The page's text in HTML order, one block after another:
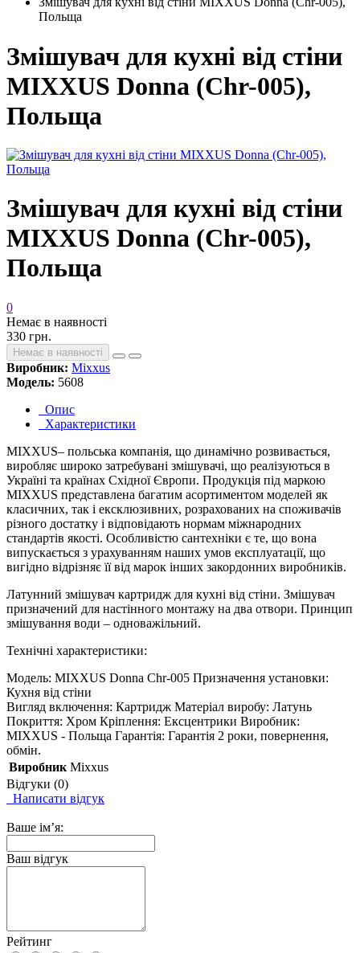
Польща
Змішувач для кухні від стіни
MIXXUS Donna (Chr-005),
Польща
Змішувач для кухні від стіни
MIXXUS Donna (Chr-005),
Польща
0
Немає в наявності
330 грн.
Немає в наявності
Виробник: Mixxus
Модель: 5608
Опис
Характеристики
MIXXUS– польська компанія, що динамічно розвивається,
виробляє широко затребувані змішувачі, що реалізуються в
Україні та країнах Східної Європи. Продукція під маркою
MIXXUS представлена багатим асортиментом моделей як
класичних, так і ексклюзивних, розрахованих на споживачів
різного достатку і відповідають нормам міжнародних
стандартів якості. Особливістю сантехніки є те, що вона
випускається з урахуванням наших умов експлуатації, що
вигідно відрізняє її від марок інших закордонних виробників.
Латунний змішувач картридж для кухні від стіни. Змішувач
призначений для настінного монтажу на два отвори. Принцип
змішування води – одноважільний.
Технічні характеристики:
Модель: MIXXUS Donna Chr-005 Призначення установки:
Кухня від стіни
Вигляд включення: Картридж Матеріал виробу: Латунь
Покриття: Хром Кріплення: Ексцентрики Виробник:
MIXXUS - Польща Гарантія: Гарантія 2 роки, повернення,
обмін.
Виробник Mixxus
Відгуки (0)
Написати відгук
Ваше ім’я:
Ваш відгук
Рейтинг